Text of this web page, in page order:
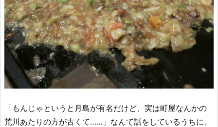
「もんじゃというと月島が有名だけど、実は町屋なんかの
荒川あたりの方が古くて……」なんて話をしているうちに、